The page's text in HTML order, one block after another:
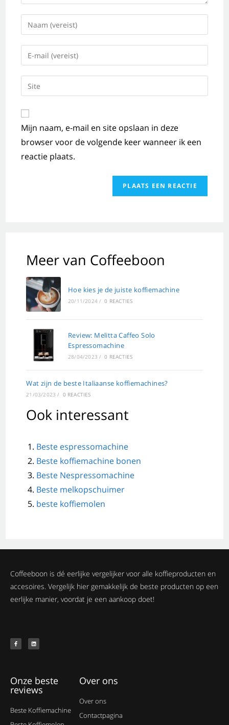
Mijn naam, e-mail en site opslaan in deze
browser voor de volgende keer wanneer ik een
reactie plaats.
Meer van Coffeeboon
Hoe kies je de juiste koffiemachine
20/11/2024 / 0 REACTIES
Review: Melitta Caffeo Solo
Espressomachine
28/04/2023 / 0 REACTIES
Wat zijn de beste Italiaanse koffiemachines?
21/03/2023 / 0 REACTIES
Ook interessant
Beste espressomachine
Beste koffiemachine bonen
Beste Nespressomachine
Beste melkopschuimer
beste koffiemolen
Coffeeboon is dé eerlijke vergelijker voor alle koffieproducten en
accesoires. Vergelijk hier gemakkelijk de beste producten op een
eerlijke manier, voordat je een aankoop doet!
Onze beste
reviews
Beste Koffiemachine
Over ons
Over ons
Contactpagina